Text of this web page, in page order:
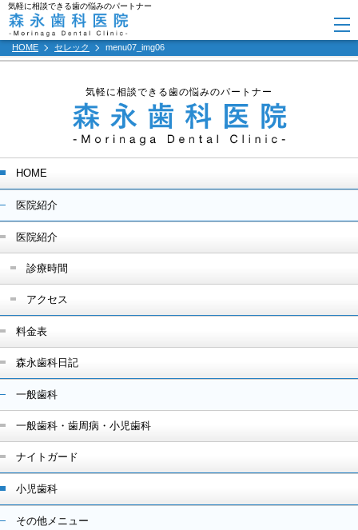
気軽に相談できる歯の悩みのパートナー
HOME セレック menu07_img06
気軽に相談できる歯の悩みのパートナー
HOME
医院紹介
医院紹介
診療時間
アクセス
料金表
森永歯科日記
一般歯科
一般歯科・歯周病・小児歯科
ナイトガード
小児歯科
その他メニュー